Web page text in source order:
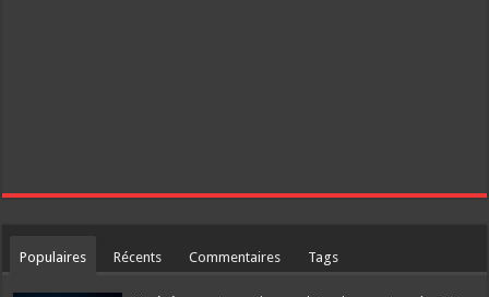
Populaires Récents Commentaires Tags